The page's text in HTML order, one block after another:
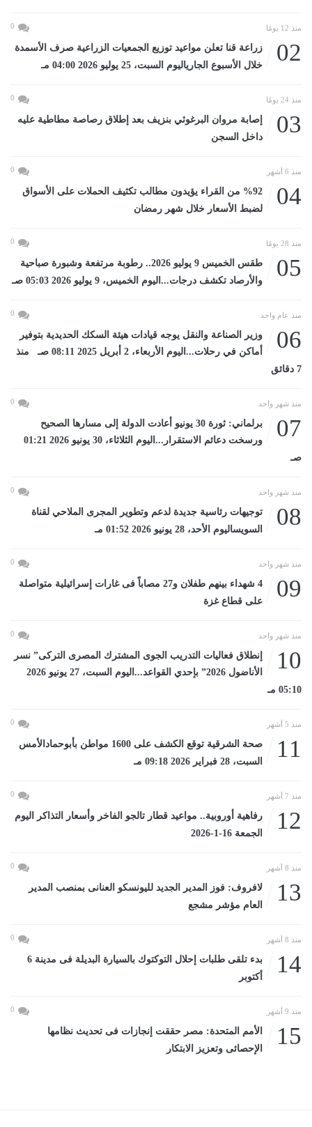
منذ 12 يومًا 0
02
زراعة قنا تعلن مواعيد توزيع الجمعيات الزراعية صرف الأسمدة
خلال الأسبوع الجارياليوم السبت، 25 يوليو 2026 04:00 مـ
منذ 24 يومًا 0
03
إصابة مروان البرغوثي بنزيف بعد إطلاق رصاصة مطاطية عليه
داخل السجن
منذ 6 أشهر 0
04
%92 من القراء يؤيدون مطالب تكثيف الحملات على الأسواق
لضبط الأسعار خلال شهر رمضان
منذ 28 يومًا 0
05
طقس الخميس 9 يوليو 2026.. رطوبة مرتفعة وشبورة صباحية
والأرصاد تكشف درجات...اليوم الخميس، 9 يوليو 2026 05:03 صـ
منذ عام واحد 0
06
وزير الصناعة والنقل يوجه قيادات هيئة السكك الحديدية بتوفير
أماكن في رحلات...اليوم الأربعاء، 2 أبريل 2025 08:11 صـ منذ
7 دقائق
منذ شهر واحد 0
07
برلماني: ثورة 30 يونيو أعادت الدولة إلى مسارها الصحيح
ورسخت دعائم الاستقرار...اليوم الثلاثاء، 30 يونيو 2026 01:21
صـ
منذ شهر واحد 0
08
توجيهات رئاسية جديدة لدعم وتطوير المجرى الملاحي لقناة
السويساليوم الأحد، 28 يونيو 2026 01:52 مـ
منذ شهر واحد 0
09
4 شهداء بينهم طفلان و27 مصاباً فى غارات إسرائيلية متواصلة
على قطاع غزة
منذ شهر واحد 0
10
إنطلاق فعاليات التدريب الجوى المشترك المصرى التركى” نسر
الأناضول 2026” بإحدي القواعد...اليوم السبت، 27 يونيو 2026
05:10 مـ
منذ 5 أشهر 0
11
صحة الشرقية توقع الكشف على 1600 مواطن بأبوحمادالأمس
السبت، 28 فبراير 2026 09:18 مـ
منذ 7 أشهر 0
12
رفاهية أوروبية.. مواعيد قطار تالجو الفاخر وأسعار التذاكر اليوم
الجمعة 16-1-2026
منذ 8 أشهر 0
13
لافروف: فوز المدير الجديد لليونسكو العنانى بمنصب المدير
العام مؤشر مشجع
منذ 8 أشهر 0
14
بدء تلقى طلبات إحلال التوكتوك بالسيارة البديلة فى مدينة 6
أكتوبر
منذ 9 أشهر 0
15
الأمم المتحدة: مصر حققت إنجازات فى تحديث نظامها
الإحصائى وتعزيز الابتكار